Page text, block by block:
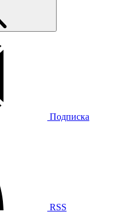
Подписка
RSS